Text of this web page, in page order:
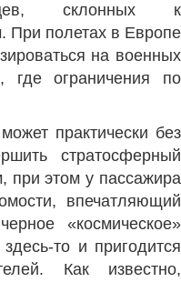
склонных к
При полетах в Европе
на военных
где ограничения по
практически без
стратосферный
при этом у пассажира
впечатляющий
«космическое»
то и пригодится
Как известно,